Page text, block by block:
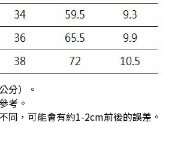
分）。
考。
同，可能會有約1-2cm前後的誤差。